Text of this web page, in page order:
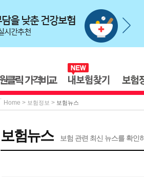
Home > 보험정보 > 보험뉴스
보험뉴스 보험 관련 최신 뉴스를 확인